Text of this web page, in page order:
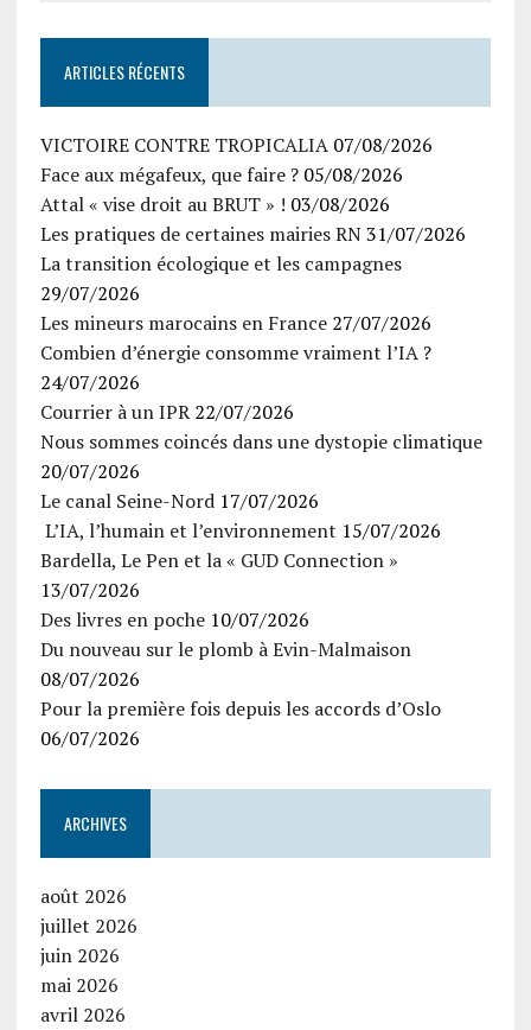
ARTICLES RÉCENTS
VICTOIRE CONTRE TROPICALIA 07/08/2026
Face aux mégafeux, que faire ? 05/08/2026
Attal « vise droit au BRUT » ! 03/08/2026
Les pratiques de certaines mairies RN 31/07/2026
La transition écologique et les campagnes
29/07/2026
Les mineurs marocains en France 27/07/2026
Combien d’énergie consomme vraiment l’IA ?
24/07/2026
Courrier à un IPR 22/07/2026
Nous sommes coincés dans une dystopie climatique
20/07/2026
Le canal Seine-Nord 17/07/2026
L’IA, l’humain et l’environnement 15/07/2026
Bardella, Le Pen et la « GUD Connection »
13/07/2026
Des livres en poche 10/07/2026
Du nouveau sur le plomb à Evin-Malmaison
08/07/2026
Pour la première fois depuis les accords d’Oslo
06/07/2026
ARCHIVES
août 2026
juillet 2026
juin 2026
mai 2026
avril 2026